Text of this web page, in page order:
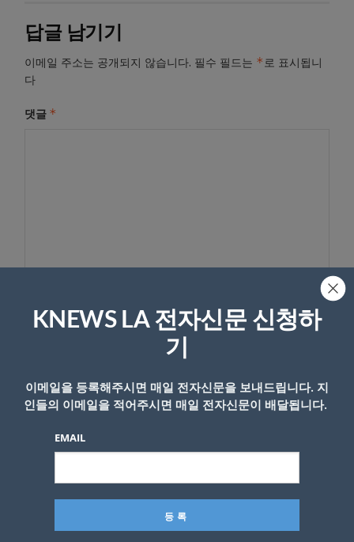
답글 남기기
이메일 주소는 공개되지 않습니다. 필수 필드는 *로 표시됩니
다
댓글 *
이름
KNEWS LA 전자신문 신청하
기
이메일을 등록해주시면 매일 전자신문을 보내드립니다. 지
인들의 이메일을 적어주시면 매일 전자신문이 배달됩니다.
EMAIL